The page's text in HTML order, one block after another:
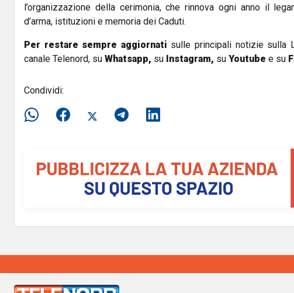
l’organizzazione della cerimonia, che rinnova ogni anno il
d’arma, istituzioni e memoria dei Caduti.
Per restare sempre aggiornati sulle principali notizie sulla
canale Telenord, su Whatsapp, su Instagram, su Youtube e su
Condividi: